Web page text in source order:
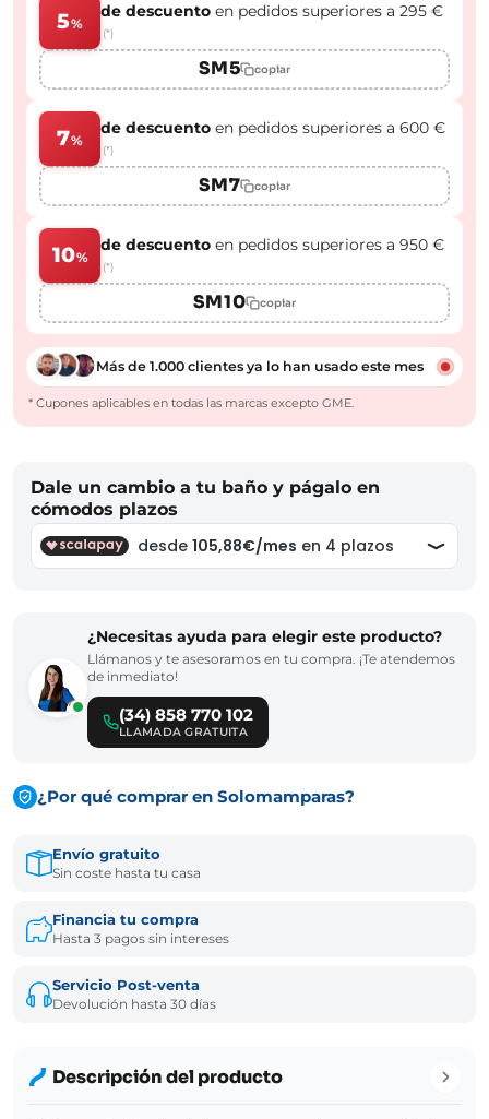
5%
de descuento en pedidos superiores a 295 €
(*)
SM5 copiar
7%
de descuento en pedidos superiores a 600 €
(*)
SM7 copiar
10%
de descuento en pedidos superiores a 950 €
(*)
SM10 copiar
Más de 1.000 clientes ya lo han usado este mes
* Cupones aplicables en todas las marcas excepto GME.
Dale un cambio a tu baño y págalo en
cómodos plazos
¿Necesitas ayuda para elegir este producto?
Llámanos y te asesoramos en tu compra. ¡Te atendemos
de inmediato!
(34) 858 770 102
LLAMADA GRATUITA
¿Por qué comprar en Solomamparas?
Envío gratuito
Sin coste hasta tu casa
Financia tu compra
Hasta 3 pagos sin intereses
Servicio Post-venta
Devolución hasta 30 días
Descripción del producto